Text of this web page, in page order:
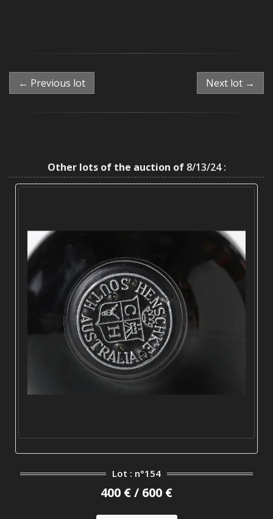
← Previous lot Next lot →
Other lots of the auction of8/13/24 :
Lot : n°154
400 € / 600 €